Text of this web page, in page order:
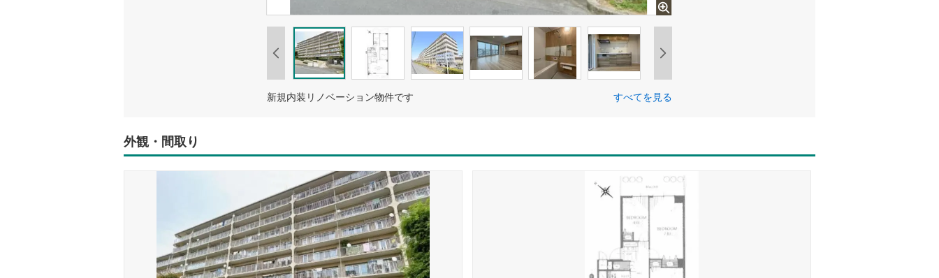
新規内装リノベーション物件です すべてを見る
外観・間取り